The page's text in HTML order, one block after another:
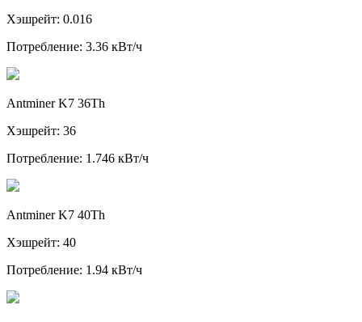
Хэшрейт: 0.016
Потребление: 3.36 кВт/ч
Antminer K7 36Th
Хэшрейт: 36
Потребление: 1.746 кВт/ч
Antminer K7 40Th
Хэшрейт: 40
Потребление: 1.94 кВт/ч